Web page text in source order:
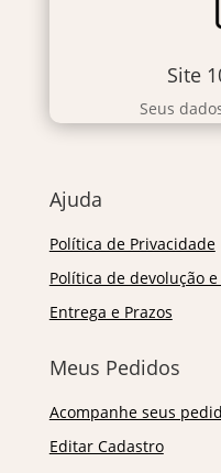
Site
Seus
Ajuda
Política de Privacidade
Política de devolução
Entrega e Prazos
Meus Pedidos
Acompanhe seus
Editar Cadastro